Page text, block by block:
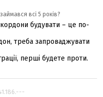
всі 5 років?
будувати – це по-
треба запроваджувати
перші будете проти.